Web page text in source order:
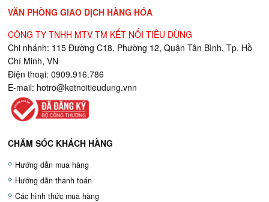
VĂN PHÒNG GIAO DỊCH HÀNG HÓA
CÔNG TY TNHH MTV TM KẾT NỐI TIÊU DÙNG
Chi nhánh: 115 Đường C18, Phường 12, Quận Tân Bình, Tp. Hồ
Chí Minh, VN
Điện thoại: 0909.916.786
E-mail: hotro@ketnoitieudung.vnn
CHĂM SÓC KHÁCH HÀNG
Hướng dẫn mua hàng
Hướng dẫn thanh toán
Các hình thức mua hàng